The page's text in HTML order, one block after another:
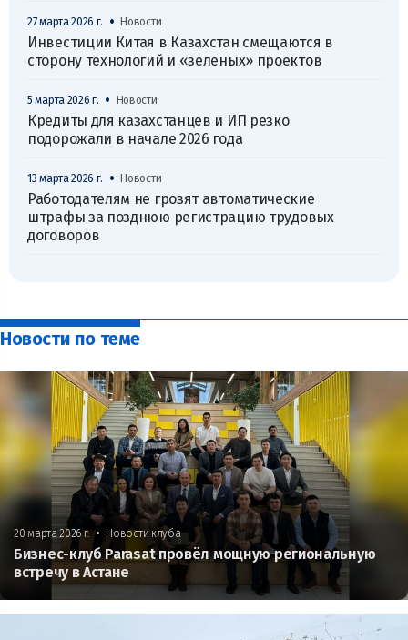
27 марта 2026 г. • Новости
Инвестиции Китая в Казахстан смещаются в
сторону технологий и «зеленых» проектов
5 марта 2026 г. • Новости
Кредиты для казахстанцев и ИП резко
подорожали в начале 2026 года
13 марта 2026 г. • Новости
Работодателям не грозят автоматические
штрафы за позднюю регистрацию трудовых
договоров
Новости по теме
20 марта 2026 г. • Новости клуба
Бизнес-клуб Parasat провёл мощную региональную
встречу в Астане